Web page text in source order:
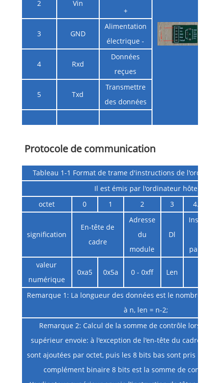
2 Vin
+
3 GND
Alimentation
électrique -
4 Rxd
Données
reçues
5 Txd
Transmettre
des données
Protocole de communication
Tableau 1-1 Format de trame d'instructions de
Il est émis par l'ordinateur hôte
octet
0 1 2 3 4… (n -
signification
En-tête de
cadre
Adresse
du
module
Dl
valeur
numérique
0xa5 0x5a 0 - 0xff Len
Remarque 1: La longueur des données est le nombre
à n, len = n-2;
Remarque 2: Calcul de la somme de contrôle lorsque
supérieur envoie: à l'exception de l'en-tête du cadre,
sont ajoutées par octet, puis les 8 bits bas sont pris pour
complément binaire 8 bits est la somme de contrôle;